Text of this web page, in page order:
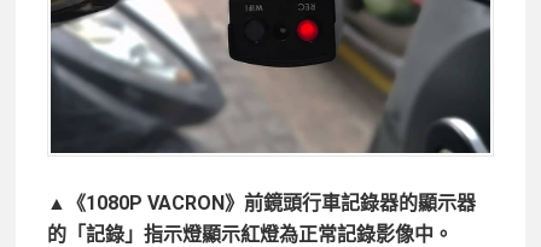
▲《1080P VACRON》前鏡頭行車記錄器的顯示器
的「記錄」指示燈顯示紅燈為正常記錄影像中。